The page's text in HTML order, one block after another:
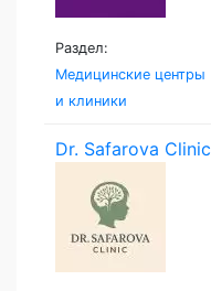
Раздел:
Медицинские центры
и клиники
Dr. Safarova Clinic